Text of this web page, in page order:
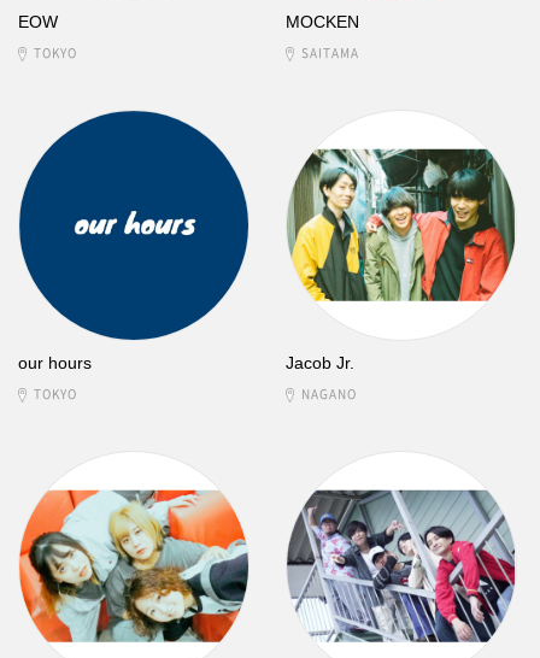
EOW
TOKYO
MOCKEN
SAITAMA
our hours
TOKYO
Jacob Jr.
NAGANO